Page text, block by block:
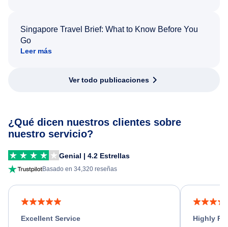
Singapore Travel Brief: What to Know Before You
Go
Leer más
Ver todo publicaciones
¿Qué dicen nuestros clientes sobre
nuestro servicio?
Genial | 4.2 Estrellas
Basado en 34,320 reseñas
Excellent Service
Highly